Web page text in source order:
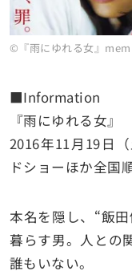
©『雨にゆれる女』
■Information
『雨にゆれる女』
2016年11月19日
ドショーほか全国
本名を隠し、“飯
暮らす男。人との
誰もいない。